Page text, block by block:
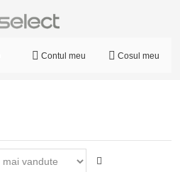
Contul meu Cosul meu